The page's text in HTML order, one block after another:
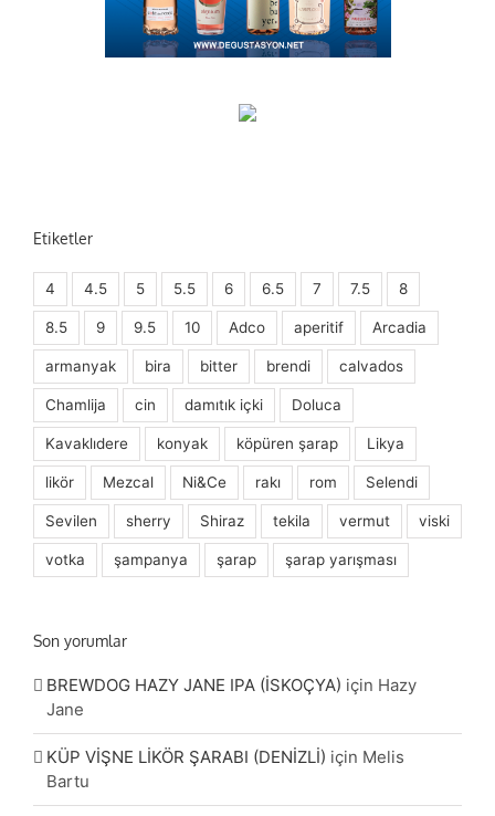
Etiketler
4 4.5 5 5.5 6 6.5 7 7.5 8
8.5 9 9.5 10 Adco aperitif Arcadia
armanyak bira bitter brendi calvados
Chamlija cin damıtık içki Doluca
Kavaklıdere konyak köpüren şarap Likya
likör Mezcal Ni&Ce rakı rom Selendi
Sevilen sherry Shiraz tekila vermut viski
votka şampanya şarap şarap yarışması
Son yorumlar
BREWDOG HAZY JANE IPA (İSKOÇYA) için Hazy
Jane
KÜP VİŞNE LİKÖR ŞARABI (DENİZLİ) için Melis
Bartu